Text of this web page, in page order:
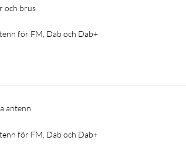
och brus
för FM, Dab och Dab+
antenn
för FM, Dab och Dab+